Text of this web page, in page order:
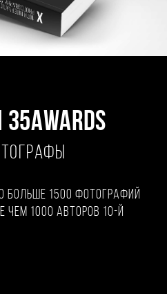
35AWARDS
больше 1500 фотографий
чем 1000 авторов 10-й